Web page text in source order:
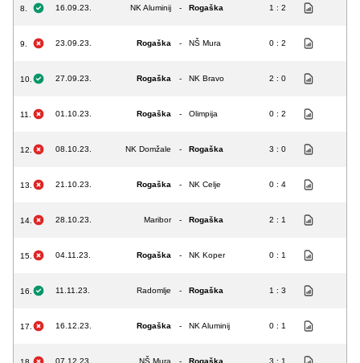
8. 16.09.23. NK Aluminij - Rogaška 1 : 2
9. 23.09.23. Rogaška - NŠ Mura 0 : 2
10. 27.09.23. Rogaška - NK Bravo 2 : 0
11. 01.10.23. Rogaška - Olimpija 0 : 2
12. 08.10.23. NK Domžale - Rogaška 3 : 0
13. 21.10.23. Rogaška - NK Celje 0 : 4
14. 28.10.23. Maribor - Rogaška 2 : 1
15. 04.11.23. Rogaška - NK Koper 0 : 1
16. 11.11.23. Radomlje - Rogaška 1 : 3
17. 16.12.23. Rogaška - NK Aluminij 0 : 1
07.12.23. NŠ Mura - Rogaška 3 : 1